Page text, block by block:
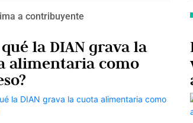
a contribuyente
la DIAN grava la
alimentaria como